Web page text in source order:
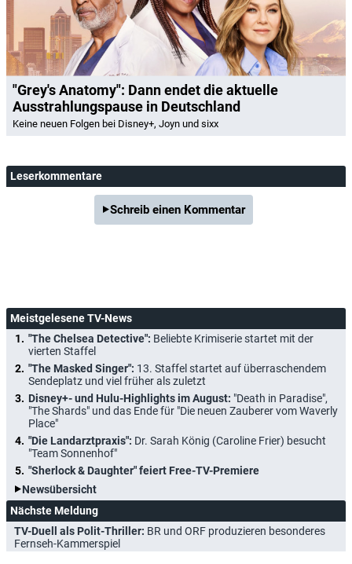
"Grey's Anatomy": Dann endet die aktuelle
Ausstrahlungspause in Deutschland
Keine neuen Folgen bei Disney+, Joyn und sixx
Leserkommentare
Schreib einen Kommentar
Meistgelesene TV-News
"The Chelsea Detective": Beliebte Krimiserie startet mit der
vierten Staffel
"The Masked Singer": 13. Staffel startet auf überraschendem
Sendeplatz und viel früher als zuletzt
Disney+- und Hulu-Highlights im August: "Death in Paradise",
"The Shards" und das Ende für "Die neuen Zauberer vom Waverly
Place"
"Die Landarztpraxis": Dr. Sarah König (Caroline Frier) besucht
"Team Sonnenhof"
"Sherlock & Daughter" feiert Free-TV-Premiere
Newsübersicht
Nächste Meldung
TV-Duell als Polit-Thriller: BR und ORF produzieren besonderes
Fernseh-Kammerspiel